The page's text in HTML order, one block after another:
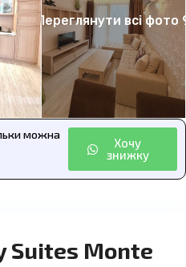
Переглянути всі фото 9
можна
Хочу
знижку
Suites Monte